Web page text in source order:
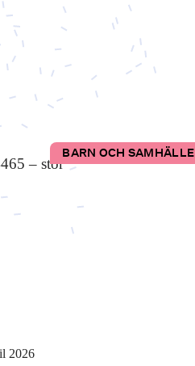
BARN OCH SAMHÄLLE
2026